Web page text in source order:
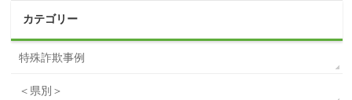
カテゴリー
特殊詐欺事例
＜県別＞